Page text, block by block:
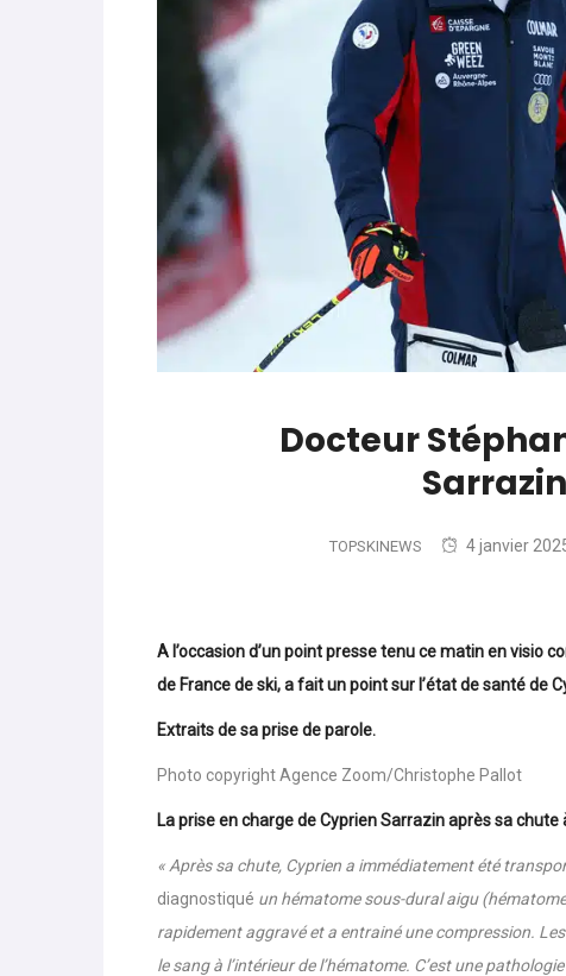
World Cup Les (bons) mots pour le dire :
parle de préparation mentale
-Les (bons) mots pour le dire : le
-Lara Gut-Behrami met un terme
Docteur
TOPSKINEWS 4 janvier
A l’occasion d’un point presse tenu ce matin en visio
de France de ski, a fait un point sur l’état de santé de
Extraits de sa prise de parole.
Photo copyright Agence Zoom/Christophe Pallot
La prise en charge de Cyprien Sarrazin après sa chute
« Après sa chute, Cyprien a immédiatement été
diagnostiqué un hématome sous-dural aigu
rapidement aggravé et a entrainé une compression.
le sang à l’intérieur de l’hématome. C’est une